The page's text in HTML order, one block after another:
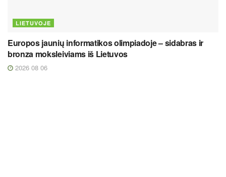
LIETUVOJE
Europos jaunių informatikos olimpiadoje – sidabras ir
bronza moksleiviams iš Lietuvos
2026 08 06